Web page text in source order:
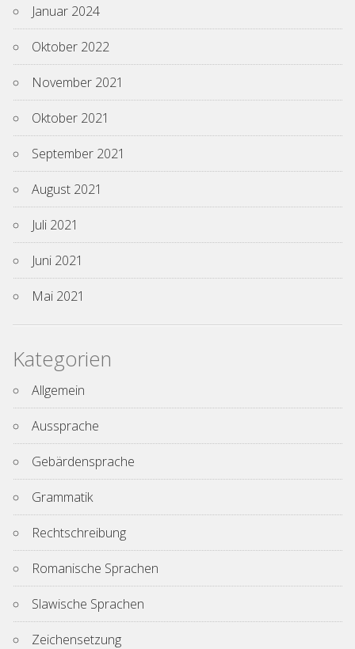
Januar 2024
Oktober 2022
November 2021
Oktober 2021
September 2021
August 2021
Juli 2021
Juni 2021
Mai 2021
Kategorien
Allgemein
Aussprache
Gebärdensprache
Grammatik
Rechtschreibung
Romanische Sprachen
Slawische Sprachen
Zeichensetzung